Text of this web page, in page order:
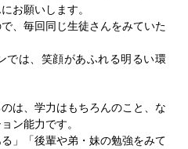
お願いします。
、毎回同じ生徒さんをみていた
では、笑顔があふれる明るい環
は、学力はもちろんのこと、な
ン能力です。
」「後輩や弟・妹の勉強をみて